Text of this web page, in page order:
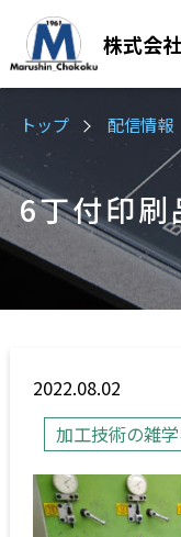
株式会社
トップ 配信情報
6丁付印刷
2022.08.02
加工技術の雑